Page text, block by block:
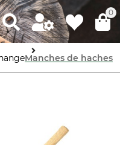
0
Manches de haches